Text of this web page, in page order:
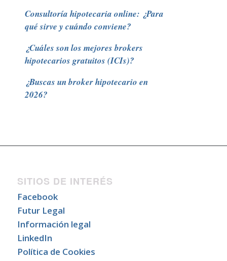
Consultoría hipotecaria online: ¿Para
qué sirve y cuándo conviene?
¿Cuáles son los mejores brokers
hipotecarios gratuitos (ICIs)?
¿Buscas un broker hipotecario en
2026?
SITIOS DE INTERÉS
Facebook
Futur Legal
Información legal
LinkedIn
Política de Cookies